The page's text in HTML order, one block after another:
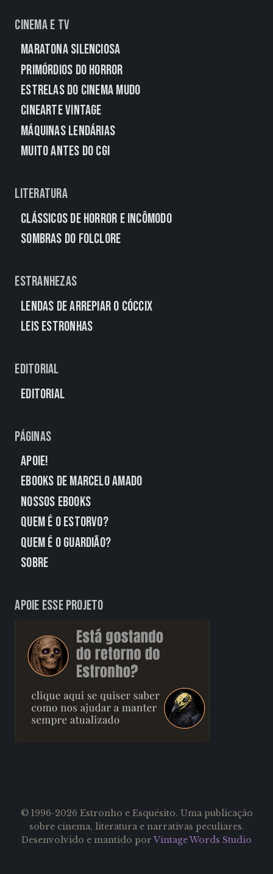
Cinema e TV
Maratona Silenciosa
Primórdios do Horror
Estrelas do Cinema Mudo
CineArte Vintage
Máquinas Lendárias
Muito Antes do CGI
Literatura
Clássicos de Horror e Incômodo
Sombras do Folclore
Estranhezas
Lendas de Arrepiar o Cóccix
Leis Estronhas
Editorial
Editorial
Páginas
Apoie!
eBooks de Marcelo Amado
Nossos eBooks
Quem É o Estorvo?
Quem É o Guardião?
Sobre
Apoie esse projeto
© 1996-2026 Estronho e Esquésito. Uma publicação
sobre cinema, literatura e narrativas peculiares.
Desenvolvido e mantido por Vintage Words Studio